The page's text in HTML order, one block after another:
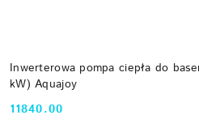
Inwerterowa pompa ciepła do
kW) Aquajoy
Cena:
11840.00